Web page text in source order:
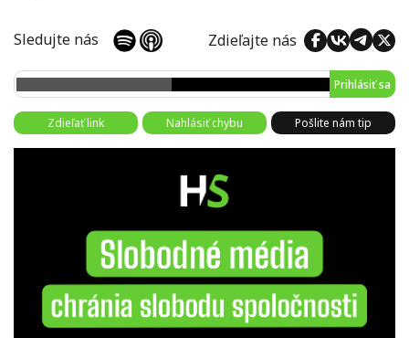
Sledujte nás Zdieľajte nás
Prihlásiť sa
Zdieľať link Nahlásiť chybu Pošlite nám tip